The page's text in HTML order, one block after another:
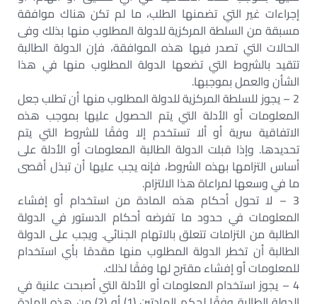
إجراءات غير التي تضمنها الطلب، ما لم تكن هناك موافقة
مسبقة من السلطة المركزية للدولة المطلوب منها بذلك وفى
الحالات التي تصدر فيها هذه الموافقة، فإن الدولة الطالبة
تتقيد بالشروط التي تضعها الدولة المطلوب منها في هذا
الشأن والعمل بموجبها.
2 – يجوز للسلطة المركزية للدولة المطلوب منها أن تطلب جعل
المعلومات أو الأدلة التي يتم الحصول عليها بموجب هذه
الاتفاقية سرية أو ألا تستخدم إلا وفقًا للشروط التي يتم
تحديدها. وإذا قبلت الدولة الطالبة المعلومات أو الأدلة على
أساس التزامها بهذه الشروط، فإنه يجب عليها أن تبذل أقصى
ما في وسعها لمراعاة هذا الالتزام.
3 – لا تحول أحكام هذه المادة من استخدام أو إفشاء
المعلومات في حدود ما تفرضه أحكام الدستور في الدولة
الطالبة من التزامات تتعلق بالاتهام الجنائي. ويجب على الدولة
الطالبة أن تخطر الدولة المطلوب منها مقدمًا بأي استخدام
للمعلومات أو إفشاء مقترح لها وفقًا لذلك.
4 – يجوز استخدام المعلومات أو الأدلة التي أصبحت علنية في